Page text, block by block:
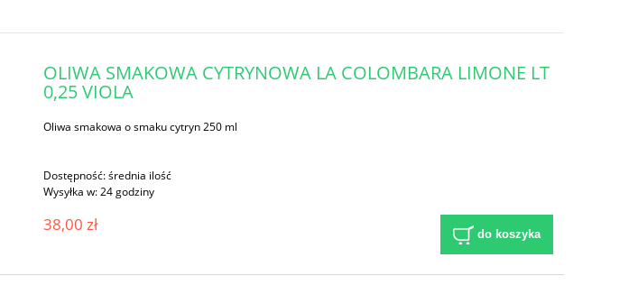
OLIWA SMAKOWA CYTRYNOWA LA COLOMBARA LIMONE LT
0,25 VIOLA
Oliwa smakowa o smaku cytryn 250 ml
Dostępność:średnia ilość
Wysyłka w:24 godziny
38,00 zł do koszyka